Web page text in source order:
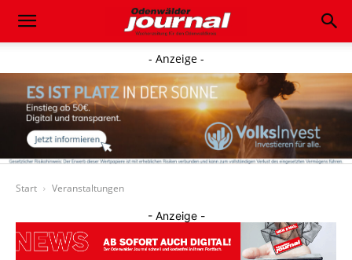
- Anzeige -
Start Veranstaltungen
- Anzeige -